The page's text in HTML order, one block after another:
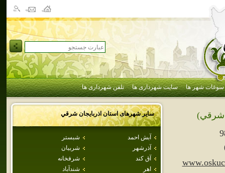
سوغات شهر ها سایت شهرداری ها تلفن شهرداری ها
سایر شهرهای استاناذربايجان شرقي
آبش احمد
شبستر
آذرشهر
شربيان
آق كند
شرفخانه
اهر
شندآباد
شرقي)